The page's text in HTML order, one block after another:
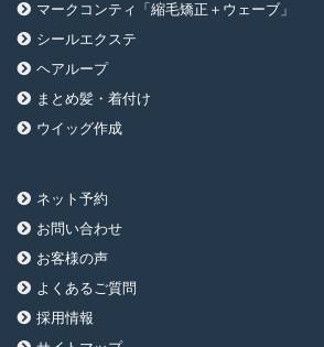
マークコンティ「縮毛矯正＋ウェーブ」
シールエクステ
ヘアループ
まとめ髪・着付け
ウイッグ作成
ネット予約
お問い合わせ
お客様の声
よくあるご質問
採用情報